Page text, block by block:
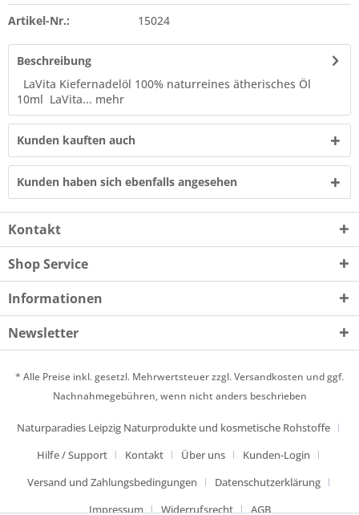
Artikel-Nr.: 15024
Beschreibung
LaVita Kiefernadelöl 100% naturreines ätherisches Öl
10ml LaVita... mehr
Kunden kauften auch
Kunden haben sich ebenfalls angesehen
Kontakt
Shop Service
Informationen
Newsletter
* Alle Preise inkl. gesetzl. Mehrwertsteuer zzgl.Versandkosten und ggf.
Nachnahmegebühren, wenn nicht anders beschrieben
Naturparadies Leipzig Naturprodukte und kosmetische Rohstoffe
Hilfe / Support
Kontakt Über uns
Kunden-Login
Versand und Zahlungsbedingungen
Datenschutzerklärung
Impressum
Widerrufsrecht AGB